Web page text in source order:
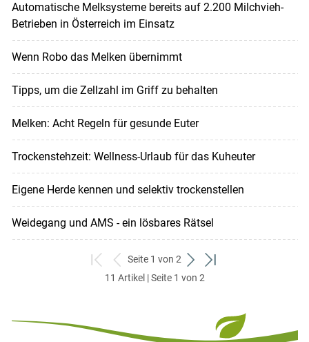
Automatische Melksysteme bereits auf 2.200 Milchvieh-
Betrieben in Österreich im Einsatz
Wenn Robo das Melken übernimmt
Tipps, um die Zellzahl im Griff zu behalten
Melken: Acht Regeln für gesunde Euter
Trockenstehzeit: Wellness-Urlaub für das Kuheuter
Eigene Herde kennen und selektiv trockenstellen
Weidegang und AMS - ein lösbares Rätsel
zum
ersten
zurück
zum
Seite 1 von 2
weiter
zum
zum
11 Artikel | Seite 1 von 2